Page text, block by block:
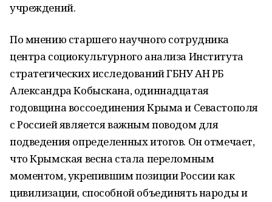
учреждений.
По мнению старшего научного сотрудника
центра социокультурного анализа Института
стратегических исследований ГБНУ АН РБ
Александра Кобыскана, одиннадцатая
годовщина воссоединения Крыма и Севастополя
с Россией является важным поводом для
подведения определенных итогов. Он отмечает,
что Крымская весна стала переломным
моментом, укрепившим позиции России как
цивилизации, способной объединять народы и